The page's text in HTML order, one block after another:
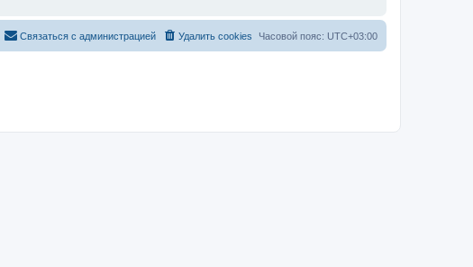
Часовой пояс: UTC+03:00
Удалить cookies
Связаться с администрацией